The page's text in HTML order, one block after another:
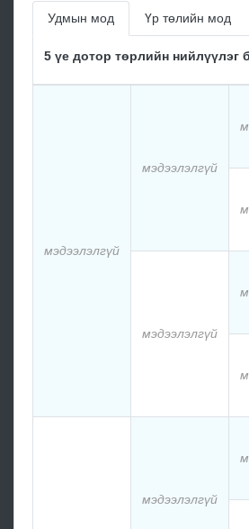
Удмын мод Үр төлийн мод
5 үе дотор төрлийн нийлүүлэг
мэдээлэлгүй
мэдээлэлгүй
мэдээлэлгүй
мэдээлэлгүй